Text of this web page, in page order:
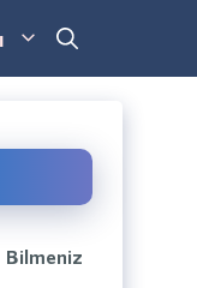
Bilmeniz